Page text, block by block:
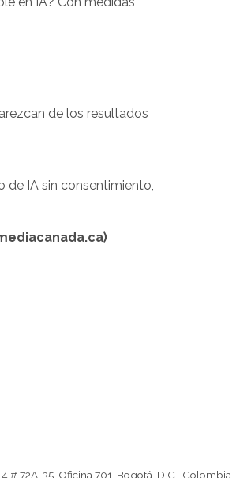
de los resultados
de IA sin consentimiento,
# 72A-35, Oficina 701, Bogotá, D.C., Colombia,